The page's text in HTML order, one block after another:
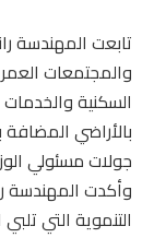
تابعت المهندسة
والمجتمعات
السكنية
بالأراضي المضافة
جولات مسئولي
وأكدت المهندسة
التنموية التي